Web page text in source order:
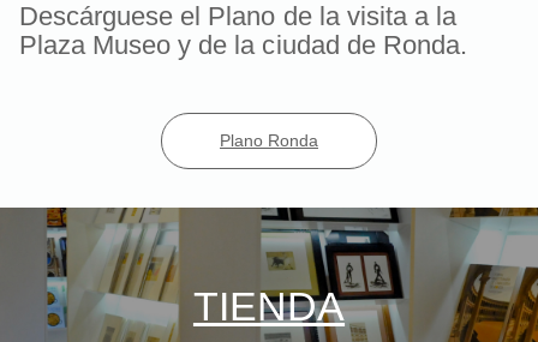
Descárguese el Plano de la visita a la
Plaza Museo y de la ciudad de Ronda.
Plano Ronda
TIENDA